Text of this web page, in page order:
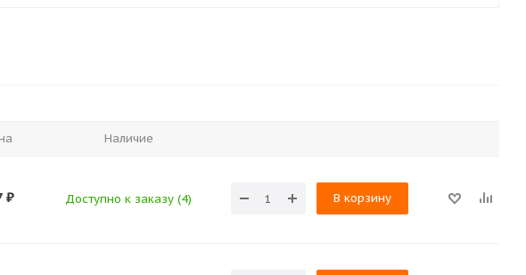
Наличие
₽ Доступно к заказу (4) В корзину